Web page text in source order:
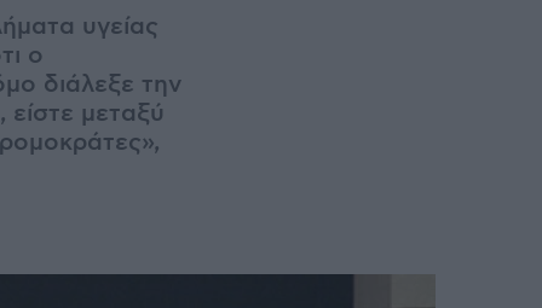
υγείας
ο
διάλεξε την
μεταξύ